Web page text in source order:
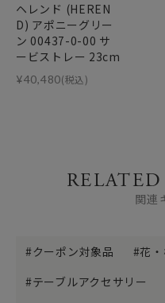
ヘレンド (HEREN
D) アポニーグリー
ン 00437-0-00 サ
ービストレー 23cm
¥40,480(税込)
関連
クーポン対象品 花
テーブルアクセサリー